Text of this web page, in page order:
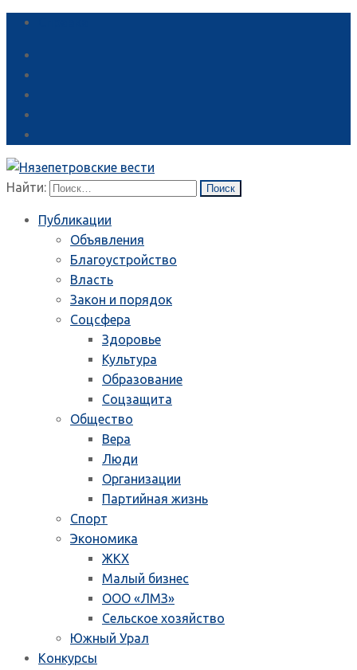
Найти:
Публикации
Объявления
Благоустройство
Власть
Закон и порядок
Соцсфера
Здоровье
Культура
Образование
Соцзащита
Общество
Вера
Люди
Организации
Партийная жизнь
Спорт
Экономика
ЖКХ
Малый бизнес
ООО «ЛМЗ»
Сельское хозяйство
Южный Урал
Конкурсы